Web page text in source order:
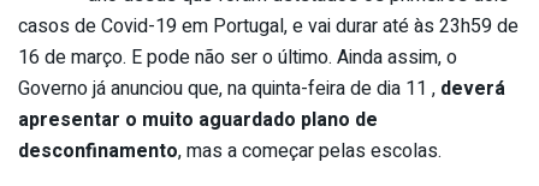
casos de Covid-19 em Portugal, e vai durar até às 23h59 de
16 de março. E pode não ser o último. Ainda assim, o
Governo já anunciou que, na quinta-feira de dia 11 , deverá
apresentar o muito aguardado plano de
desconfinamento, mas a começar pelas escolas.